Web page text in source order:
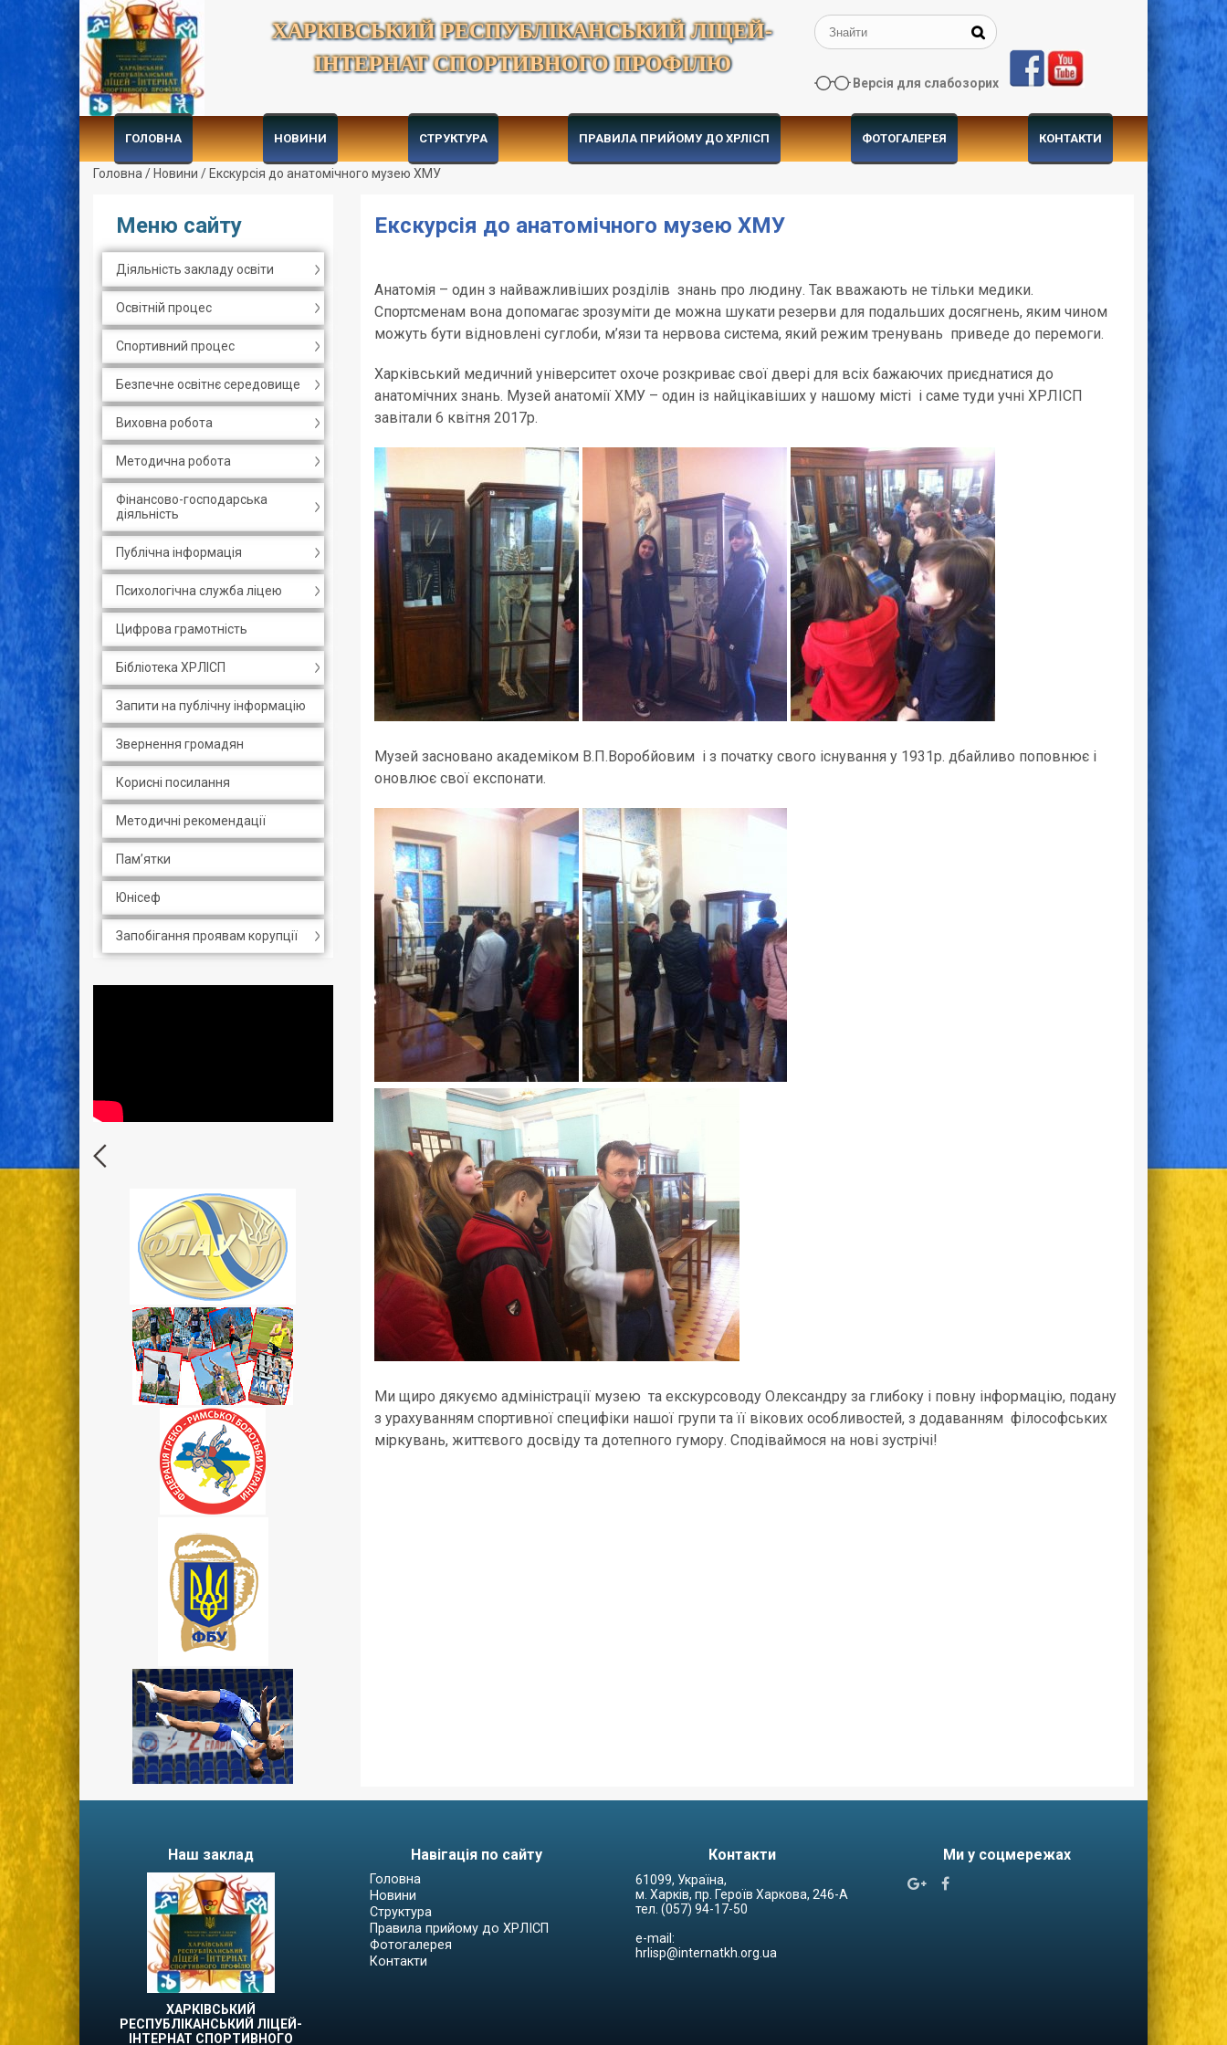
ХАРКІВСЬКИЙ РЕСПУБЛІКАНСЬКИЙ ЛІЦЕЙ-
ІНТЕРНАТ СПОРТИВНОГО ПРОФІЛЮ
Версія для слабозорих
ГОЛОВНА НОВИНИ СТРУКТУРА ПРАВИЛА ПРИЙОМУ ДО ХРЛІСП ФОТОГАЛЕРЕЯ КОНТАКТИ
Головна / Новини / Екскурсія до анатомічного музею ХМУ
Меню сайту
Діяльність закладу освіти
Освітній процес
Спортивний процес
Безпечне освітнє середовище
Виховна робота
Методична робота
Фінансово-господарська
діяльність
Публічна інформація
Психологічна служба ліцею
Цифрова грамотність
Бібліотека ХРЛІСП
Запити на публічну інформацію
Звернення громадян
Корисні посилання
Методичні рекомендації
Пам’ятки
Юнісеф
Запобігання проявам корупції
Екскурсія до анатомічного музею ХМУ
Анатомія – один з найважливіших розділів знань про людину. Так вважають не тільки медики.
Спортсменам вона допомагає зрозуміти де можна шукати резерви для подальших досягнень, яким чином
можуть бути відновлені суглоби, м’язи та нервова система, який режим тренувань приведе до перемоги.
Харківський медичний університет охоче розкриває свої двері для всіх бажаючих приєднатися до
анатомічних знань. Музей анатомії ХМУ – один із найцікавіших у нашому місті і саме туди учні ХРЛІСП
завітали 6 квітня 2017р.
Музей засновано академіком В.П.Воробйовим і з початку свого існування у 1931р. дбайливо поповнює і
оновлює свої експонати.
Ми щиро дякуємо адміністрації музею та екскурсоводу Олександру за глибоку і повну інформацію, подану
з урахуванням спортивної специфіки нашої групи та її вікових особливостей, з додаванням філософських
міркувань, життєвого досвіду та дотепного гумору. Сподіваймося на нові зустрічі!
Наш заклад
ХАРКІВСЬКИЙ
РЕСПУБЛІКАНСЬКИЙ ЛІЦЕЙ-
ІНТЕРНАТ СПОРТИВНОГО
Навігація по сайту
Головна
Новини
Структура
Правила прийому до ХРЛІСП
Фотогалерея
Контакти
Контакти
61099, Україна,
м. Харків, пр. Героїв Харкова, 246-А
тел. (057) 94-17-50
e-mail:
hrlisp@internatkh.org.ua
Ми у соцмережах
 